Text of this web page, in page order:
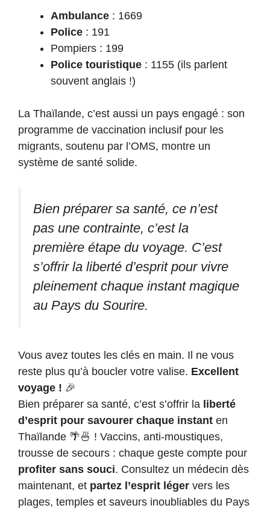
Ambulance : 1669
Police : 191
Pompiers : 199
Police touristique : 1155 (ils parlent
souvent anglais !)
La Thaïlande, c’est aussi un pays engagé : son
programme de vaccination inclusif pour les
migrants, soutenu par l’OMS, montre un
système de santé solide.
Bien préparer sa santé, ce n’est
pas une contrainte, c’est la
première étape du voyage. C’est
s’offrir la liberté d’esprit pour vivre
pleinement chaque instant magique
au Pays du Sourire.
Vous avez toutes les clés en main. Il ne vous
reste plus qu’à boucler votre valise. Excellent
voyage ! 🎉
Bien préparer sa santé, c’est s’offrir la liberté
d’esprit pour savourer chaque instant en
Thaïlande 🌴🍜 ! Vaccins, anti-moustiques,
trousse de secours : chaque geste compte pour
profiter sans souci. Consultez un médecin dès
maintenant, et partez l’esprit léger vers les
plages, temples et saveurs inoubliables du Pays